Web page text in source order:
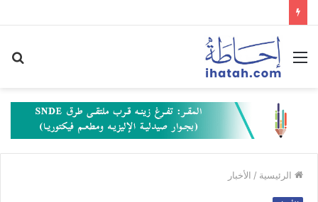
القائمة
الرئيسية / الأخبار